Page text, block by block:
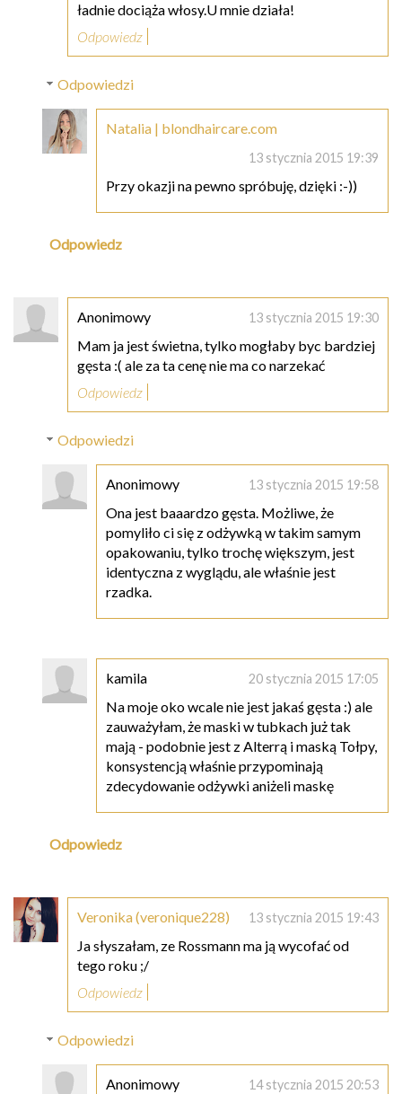
ładnie dociąża włosy.U mnie działa!
Odpowiedz
Odpowiedzi
Natalia | blondhaircare.com
13 stycznia 2015 19:39
Przy okazji na pewno spróbuję, dzięki :-))
Odpowiedz
Anonimowy 13 stycznia 2015 19:30
Mam ja jest świetna, tylko mogłaby byc bardziej
gęsta :( ale za ta cenę nie ma co narzekać
Odpowiedz
Odpowiedzi
Anonimowy 13 stycznia 2015 19:58
Ona jest baaardzo gęsta. Możliwe, że
pomyliło ci się z odżywką w takim samym
opakowaniu, tylko trochę większym, jest
identyczna z wyglądu, ale właśnie jest
rzadka.
kamila 20 stycznia 2015 17:05
Na moje oko wcale nie jest jakaś gęsta :) ale
zauważyłam, że maski w tubkach już tak
mają - podobnie jest z Alterrą i maską Tołpy,
konsystencją właśnie przypominają
zdecydowanie odżywki aniżeli maskę
Odpowiedz
Veronika (veronique228) 13 stycznia 2015 19:43
Ja słyszałam, ze Rossmann ma ją wycofać od
tego roku ;/
Odpowiedz
Odpowiedzi
Anonimowy 14 stycznia 2015 20:53